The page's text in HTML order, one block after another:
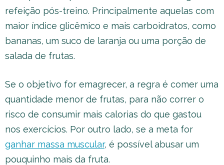
refeição pós-treino. Principalmente aquelas com
maior índice glicêmico e mais carboidratos, como
bananas, um suco de laranja ou uma porção de
salada de frutas.
Se o objetivo for emagrecer, a regra é comer uma
quantidade menor de frutas, para não correr o
risco de consumir mais calorias do que gastou
nos exercícios. Por outro lado, se a meta for
ganhar massa muscular, é possível abusar um
pouquinho mais da fruta.